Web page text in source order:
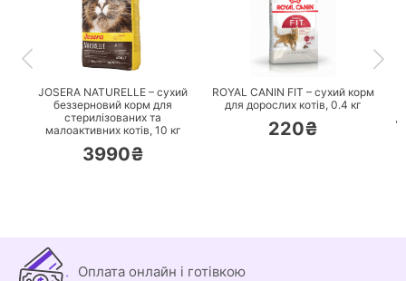
ПЕРЕЙТИ
JOSERA NATURELLE – сухий
беззерновий корм для
стерилізованих та
малоактивних котів, 10 кг
3990₴
ПЕРЕЙТИ
ROYAL CANIN FIT – сухий корм
для дорослих котів, 0.4 кг
220₴
Оплата онлайн і готівкою